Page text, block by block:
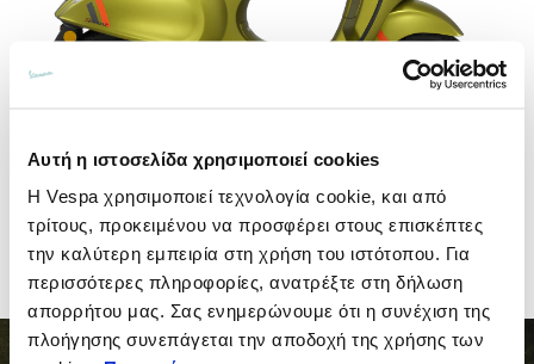
Αυτή η ιστοσελίδα χρησιμοποιεί cookies
Η Vespa χρησιμοποιεί τεχνολογία cookie, και από
τρίτους, προκειμένου να προσφέρει στους επισκέπτες
την καλύτερη εμπειρία στη χρήση του ιστότοπου. Για
περισσότερες πληροφορίες, ανατρέξτε στη δήλωση
απορρήτου μας. Σας ενημερώνουμε ότι η συνέχιση της
πλοήγησης συνεπάγεται την αποδοχή της χρήσης των
Vespa Sprint Elettrica 45 S